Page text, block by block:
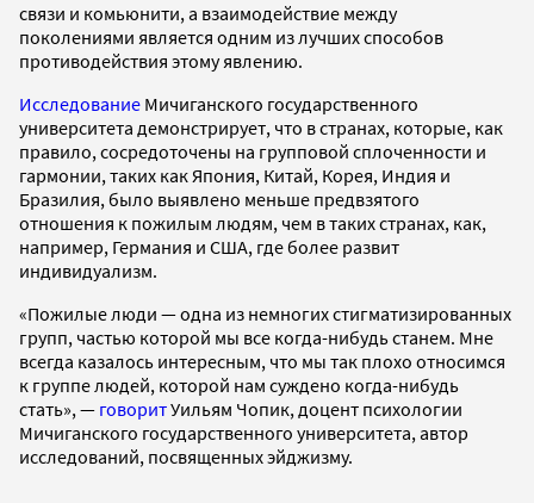
связи и комьюнити, а взаимодействие между
поколениями является одним из лучших способов
противодействия этому явлению.
Исследование Мичиганского государственного
университета демонстрирует, что в странах, которые, как
правило, сосредоточены на групповой сплоченности и
гармонии, таких как Япония, Китай, Корея, Индия и
Бразилия, было выявлено меньше предвзятого
отношения к пожилым людям, чем в таких странах, как,
например, Германия и США, где более развит
индивидуализм.
«Пожилые люди — одна из немногих стигматизированных
групп, частью которой мы все когда-нибудь станем. Мне
всегда казалось интересным, что мы так плохо относимся
к группе людей, которой нам суждено когда-нибудь
стать», — говоритУильям Чопик, доцент психологии
Мичиганского государственного университета, автор
исследований, посвященных эйджизму.